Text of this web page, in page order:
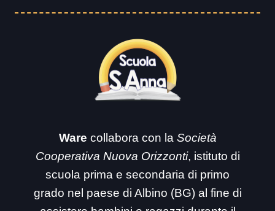
Ware collabora con la Società
Cooperativa Nuova Orizzonti, istituto di
scuola prima e secondaria di primo
grado nel paese di Albino (BG) al fine di